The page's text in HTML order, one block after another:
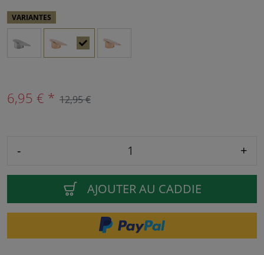
VARIANTES
6,95 € * 12,95 €
- +
AJOUTER AU CADDIE